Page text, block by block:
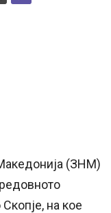
(ЗНМ)
на кое